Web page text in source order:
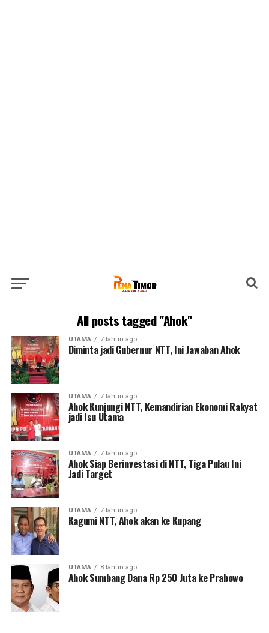
All posts tagged "Ahok"
UTAMA 7 tahun ago
Diminta jadi Gubernur NTT, Ini Jawaban Ahok
UTAMA 7 tahun ago
Ahok Kunjungi NTT, Kemandirian Ekonomi Rakyat
jadi Isu Utama
UTAMA 7 tahun ago
Ahok Siap Berinvestasi di NTT, Tiga Pulau Ini
Jadi Target
UTAMA 7 tahun ago
Kagumi NTT, Ahok akan ke Kupang
UTAMA 8 tahun ago
Ahok Sumbang Dana Rp 250 Juta ke Prabowo